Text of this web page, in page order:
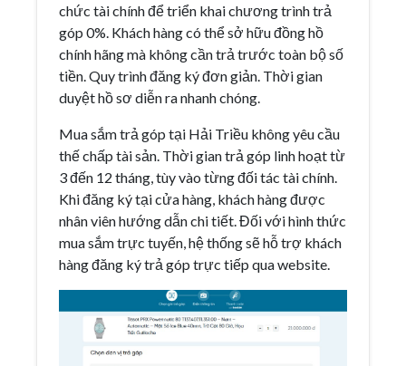
chức tài chính để triển khai chương trình trả
góp 0%. Khách hàng có thể sở hữu đồng hồ
chính hãng mà không cần trả trước toàn bộ số
tiền. Quy trình đăng ký đơn giản. Thời gian
duyệt hồ sơ diễn ra nhanh chóng.
Mua sắm trả góp tại Hải Triều không yêu cầu
thế chấp tài sản. Thời gian trả góp linh hoạt từ
3 đến 12 tháng, tùy vào từng đối tác tài chính.
Khi đăng ký tại cửa hàng, khách hàng được
nhân viên hướng dẫn chi tiết. Đối với hình thức
mua sắm trực tuyến, hệ thống sẽ hỗ trợ khách
hàng đăng ký trả góp trực tiếp qua website.